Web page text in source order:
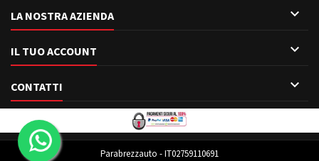
LA NOSTRA AZIENDA 
IL TUO ACCOUNT 
CONTATTI 
Parabrezzauto - IT02759110691